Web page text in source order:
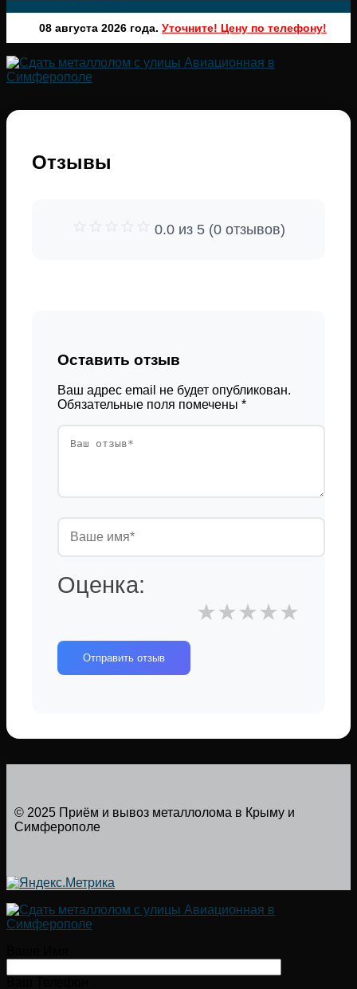
08 августа 2026 года. Уточните! Цену по телефону!
Отзывы
0.0 из 5 (0 отзывов)
Оставить отзыв
Ваш адрес email не будет опубликован.
Обязательные поля помечены *
Оценка:
★
★
★
★
★
Отправить отзыв
© 2025 Приём и вывоз металлолома в Крыму и
Симферополе